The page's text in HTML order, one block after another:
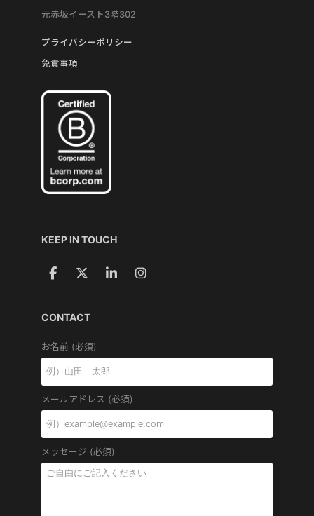
元赤坂イースト3階302
プライバシーポリシー
免責事項
KEEP IN TOUCH
CONTACT
お名前 (必須)
メールアドレス (必須)
メッセージ (必須)